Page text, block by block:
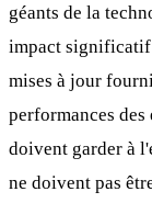
géants de la
impact significatif
mises à jour
performances
doivent garder à
ne doivent pas